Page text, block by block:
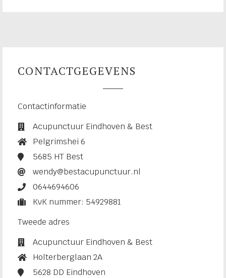
CONTACTGEGEVENS
Contactinformatie
Acupunctuur Eindhoven & Best
Pelgrimshei 6
5685 HT Best
wendy@bestacupunctuur.nl
0644694606
KvK nummer: 54929881
Tweede adres
Acupunctuur Eindhoven & Best
Holterberglaan 2A
5628 DD Eindhoven